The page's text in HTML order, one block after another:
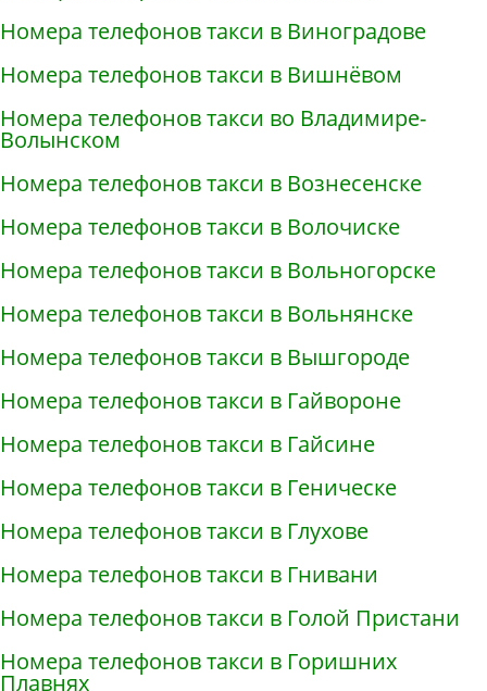
Номера телефонов такси в Виноградове
Номера телефонов такси в Вишнёвом
Номера телефонов такси во Владимире-
Волынском
Номера телефонов такси в Вознесенске
Номера телефонов такси в Волочиске
Номера телефонов такси в Вольногорске
Номера телефонов такси в Вольнянске
Номера телефонов такси в Вышгороде
Номера телефонов такси в Гайвороне
Номера телефонов такси в Гайсине
Номера телефонов такси в Геническе
Номера телефонов такси в Глухове
Номера телефонов такси в Гнивани
Номера телефонов такси в Голой Пристани
Номера телефонов такси в Горишних
Плавнях